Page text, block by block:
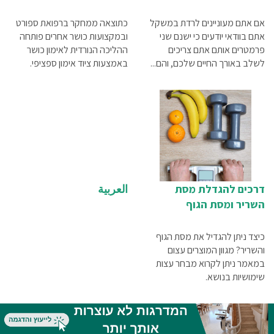
כתוצאה ממחקר ברפואת ספורט
ובמקצועות כושר אחרים פותחה
ההליכה הנורדית לאימון כושר
באמצעות ציוד אימון ספציפי.
אם אתם מעוניינים לרדת במשקל
אתם בוודאי יודעים כי ישנם שני
פרמטרים אותם אתם צריכים
לשלב באורך החיים שלכם, והם...
العربية
דרכים להגדלת מסת
השריר ומסת הגוף
כיצד ניתן להגדיל את מסת הגוף
והשריר? מגוון המוצרים עצום
במאמר ניתן לקרוא מבחר עצות
שימושיות בנושא.